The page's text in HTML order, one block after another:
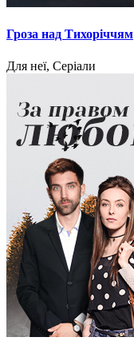
Гроза над Тихоріччям
Для неї, Серіали